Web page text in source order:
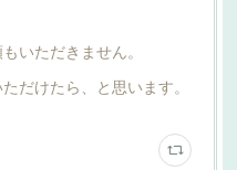
いただきません。
だけたら、と思います。